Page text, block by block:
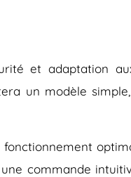
et adaptation
un modèle simple,
commande